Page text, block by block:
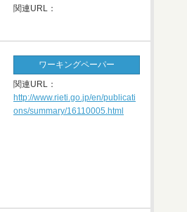
関連URL：
ワーキングペーパー
関連URL：
http://www.rieti.go.jp/en/publicati
ons/summary/16110005.html